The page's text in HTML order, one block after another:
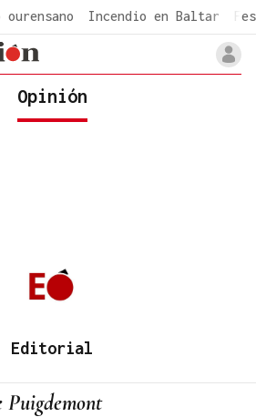
Incendio en Baltar
Opinión
Editorial
Puigdemont